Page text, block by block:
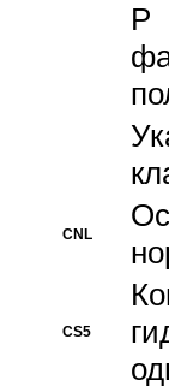
P
CNL
CS5